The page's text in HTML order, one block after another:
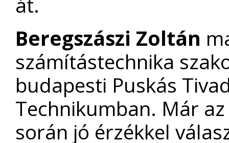
Beregszászi Zoltán
számítástechnika
budapesti Puskás
Technikumban. Már
során jó érzékkel